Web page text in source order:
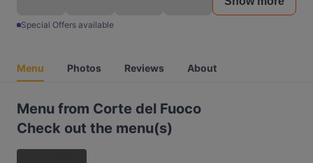
Special Offers available
Menu Photos Reviews About
Menu from Corte del Fuoco
Check out the menu(s)